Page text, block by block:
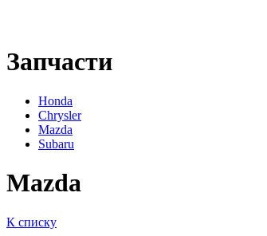
Запчасти
Honda
Chrysler
Mazda
Subaru
Mazda
К списку